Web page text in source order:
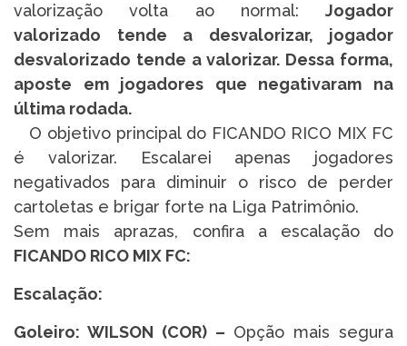
valorização volta ao normal: Jogador
valorizado tende a desvalorizar, jogador
desvalorizado tende a valorizar. Dessa forma,
aposte em jogadores que negativaram na
última rodada.
O objetivo principal do FICANDO RICO MIX FC
é valorizar. Escalarei apenas jogadores
negativados para diminuir o risco de perder
cartoletas e brigar forte na Liga Patrimônio.
Sem mais aprazas, confira a escalação do
FICANDO RICO MIX FC:
Escalação:
Goleiro: WILSON (COR) – Opção mais segura